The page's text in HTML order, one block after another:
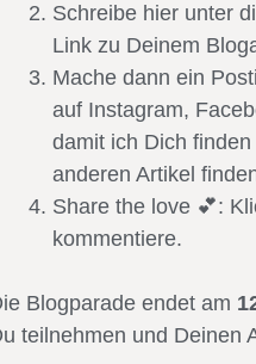
Schreibe hier unter
Link zu Deinem
Mache dann ein
auf Instagram,
damit ich Dich
anderen Artikel
Share the love 💕:
kommentiere.
Blogparade endet am
teilnehmen und Deinen